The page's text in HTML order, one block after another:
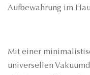
Aufbewahrung im
Mit einer
universellen